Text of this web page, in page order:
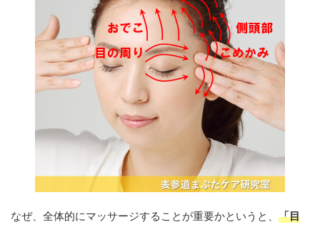
なぜ、全体的にマッサージすることが重要かというと、 「目